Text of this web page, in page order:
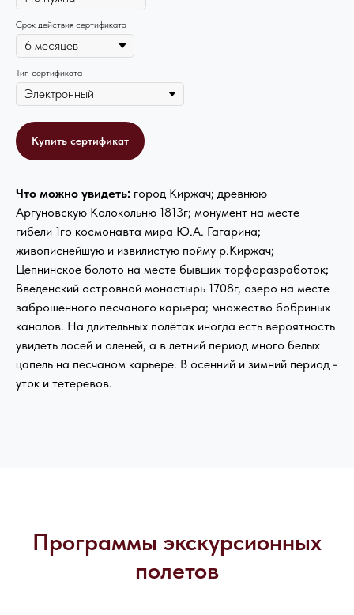
Срок действия сертификата
Тип сертификата
Купить сертификат
Что можно увидеть: город Киржач; древнюю
Аргуновскую Колокольню 1813г; монумент на месте
гибели 1го космонавта мира Ю.А. Гагарина;
живописнейшую и извилистую пойму р.Киржач;
Цепнинское болото на месте бывших торфоразработок;
Введенский островной монастырь 1708г, озеро на месте
заброшенного песчаного карьера; множество бобриных
каналов. На длительных полётах иногда есть вероятность
увидеть лосей и оленей, а в летний период много белых
цапель на песчаном карьере. В осенний и зимний период -
уток и тетеревов.
Программы экскурсионных
полетов